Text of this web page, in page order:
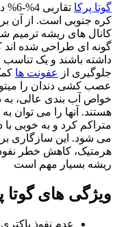
گوتا پرکا
کره جنوبی است. از آن
کانال های ریشه ترمیم
گونه ای طراحی شده
داشته باشند و یک تناسب
جلوگیری از عفونت ها
عصب کشی دندان را
خواص آب بندی عالی، به
هستند. آنها را می توان
متراکم کرد و به خوبی با
می شود. این سازگاری
هرمتیک، کاهش خطر
ریشه بسیار مهم است
ویژگی های گوتا
عدم نفوذ باکتری